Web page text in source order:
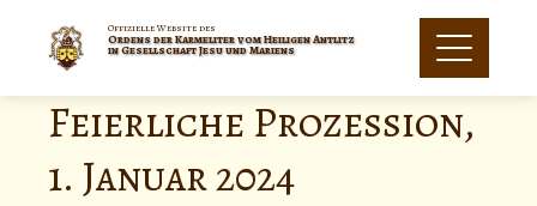
Offizielle Website des
Ordens der Karmeliter vom Heiligen Antlitz
in Gesellschaft Jesu und Mariens
Feierliche Prozession,
1. Januar 2024